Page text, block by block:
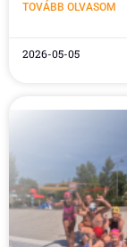
TOVÁBB OLVASOM
2026-05-05